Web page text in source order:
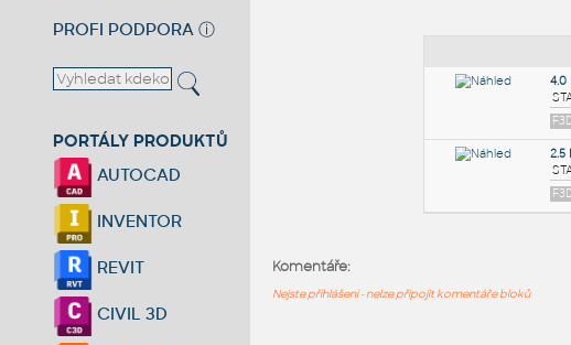
PROFI PODPORA ⓘ
PORTÁLY PRODUKTŮ
AUTOCAD
INVENTOR
REVIT
CIVIL 3D
Komentáře:
Nejste přihlášeni - nelze připojit komentáře bloků